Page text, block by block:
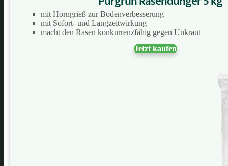
mit Horngrieß zur Bodenverbesserung
mit Sofort- und Langzeitwirkung
macht den Rasen konkurrenzfähig gegen Unkraut
Jetzt kaufen